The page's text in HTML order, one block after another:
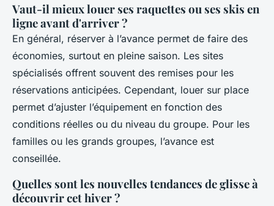
Vaut-il mieux louer ses raquettes ou ses skis en
ligne avant d'arriver ?
En général, réserver à l’avance permet de faire des
économies, surtout en pleine saison. Les sites
spécialisés offrent souvent des remises pour les
réservations anticipées. Cependant, louer sur place
permet d’ajuster l’équipement en fonction des
conditions réelles ou du niveau du groupe. Pour les
familles ou les grands groupes, l’avance est
conseillée.
Quelles sont les nouvelles tendances de glisse à
découvrir cet hiver ?